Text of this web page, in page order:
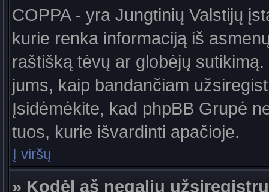
COPPA - yra Jungtinių Valstijų
kurie renka informaciją iš
raštišką tėvų ar globėjų
jums, kaip bandančiam
Įsidėmėkite, kad phpBB Grupė
tuos, kurie išvardinti apačioje.
Į viršų
» Kodėl aš negaliu